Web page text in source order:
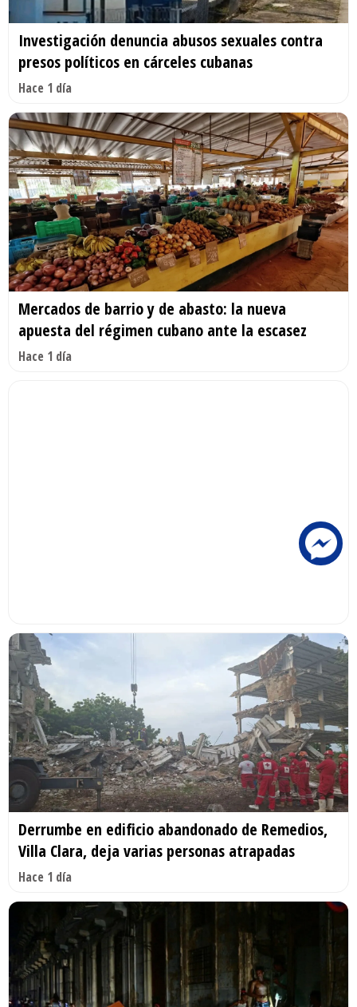
Investigación denuncia abusos sexuales contra
presos políticos en cárceles cubanas
Hace 1 día
Mercados de barrio y de abasto: la nueva
apuesta del régimen cubano ante la escasez
Hace 1 día
Derrumbe en edificio abandonado de Remedios,
Villa Clara, deja varias personas atrapadas
Hace 1 día